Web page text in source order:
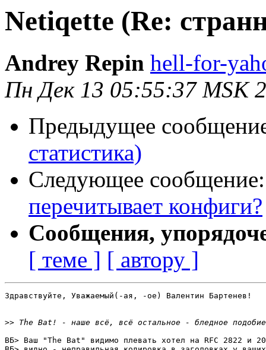
Netiqette (Re:
Andrey Repin hell-for-
Пн Дек 13 05:55:37 MSK
Предыдущее
статистика)
Следующее
перечитывает конфиги?
Сообщения,
[ теме ] [ автору ]
Здравствуйте, Уважаемый(-ая, -ое) Валентин Бартенев!
>>
ВБ> Ваш "The Bat" видимо плевать хотел на RFC 2822 и